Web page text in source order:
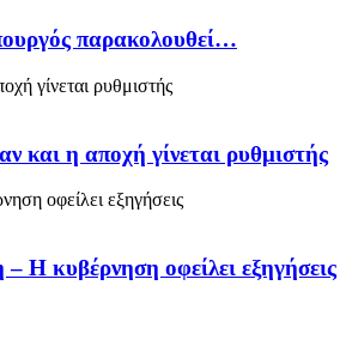
παρακολουθεί…
και η αποχή γίνεται ρυθμιστής
Η κυβέρνηση οφείλει εξηγήσεις